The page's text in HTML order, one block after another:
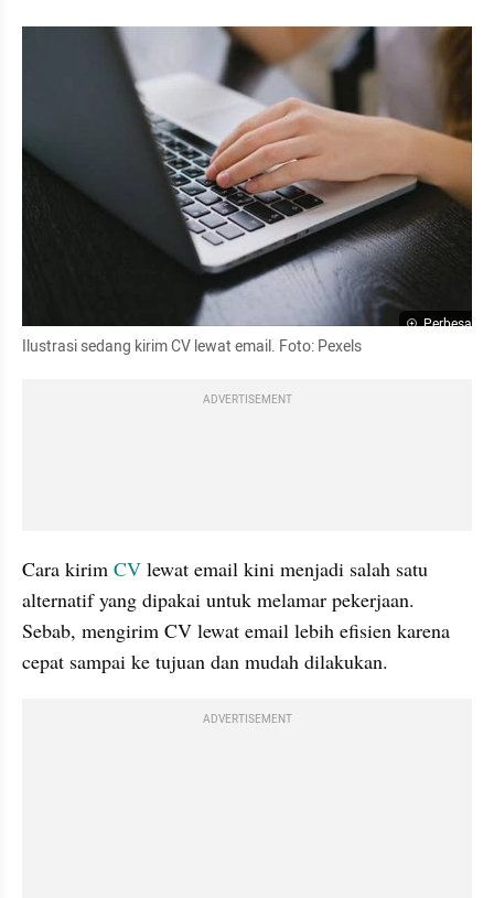
Perbesar
Ilustrasi sedang kirim CV lewat email. Foto: Pexels
ADVERTISEMENT
Cara kirim CV lewat email kini menjadi salah satu
alternatif yang dipakai untuk melamar pekerjaan.
Sebab, mengirim CV lewat email lebih efisien karena
cepat sampai ke tujuan dan mudah dilakukan.
ADVERTISEMENT